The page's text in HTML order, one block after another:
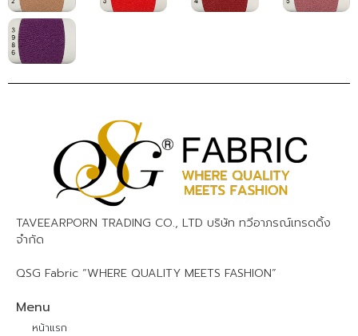
TAVEEARPORN TRADING CO., LTD บริษัท ทวีอาภรณ์เทรดดิ้ง
จำกัด
QSG Fabric “WHERE QUALITY MEETS FASHION”
Menu
หน้าแรก